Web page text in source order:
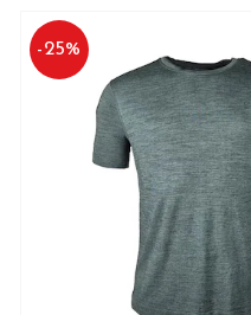
-25%